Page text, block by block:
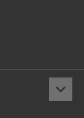
keyboard_arrow_down